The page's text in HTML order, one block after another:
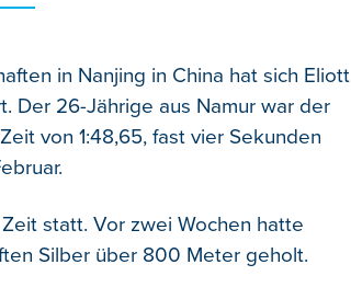
in Nanjing in China hat sich Eliott
Der 26-Jährige aus Namur war der
von 1:48,65, fast vier Sekunden
statt. Vor zwei Wochen hatte
Silber über 800 Meter geholt.